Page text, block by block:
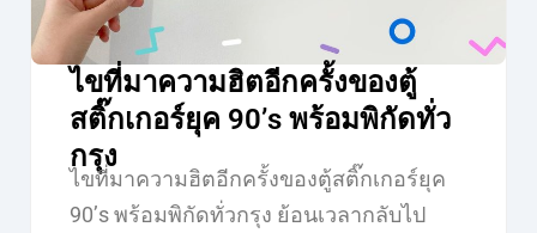
ไขที่มาความฮิตอีกครั้งของตู้
สติ๊กเกอร์ยุค 90’s พร้อมพิกัดทั่ว
กรุง
ไขที่มาความฮิตอีกครั้งของตู้สติ๊กเกอร์ยุค
90’s พร้อมพิกัดทั่วกรุง ย้อนเวลากลับไป